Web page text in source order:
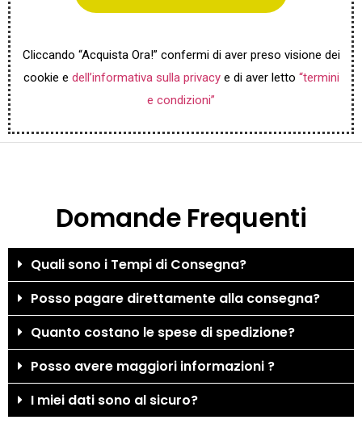
Cliccando “Acquista Ora!” confermi di aver preso visione dei
cookie e dell’informativa sulla privacye di aver letto “termini
e condizioni”
Domande Frequenti
Quali sono i Tempi di Consegna?
Posso pagare direttamente alla consegna?
Quanto costano le spese di spedizione?
Posso avere maggiori informazioni ?
I miei dati sono al sicuro?